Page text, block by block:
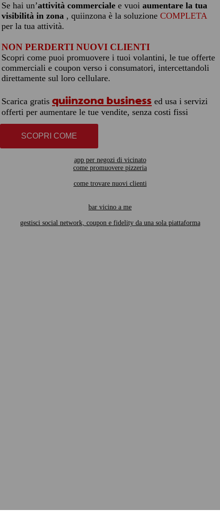
Se hai un’attività commerciale e vuoi aumentare la tua
visibilità in zona , quiinzona è la soluzione COMPLETA
per la tua attività.
NON PERDERTI NUOVI CLIENTI
Scopri come puoi promuovere i tuoi volantini, le tue offerte
commerciali e coupon verso i consumatori, intercettandoli
direttamente sul loro cellulare.
Scarica gratis quiinzona business ed usa i servizi
offerti per aumentare le tue vendite, senza costi fissi
SCOPRI COME
app per negozi di vicinato
come promuovere pizzeria
come trovare nuovi clienti
bar vicino a me
gestisci social network, coupon e fidelity da una sola piattaforma